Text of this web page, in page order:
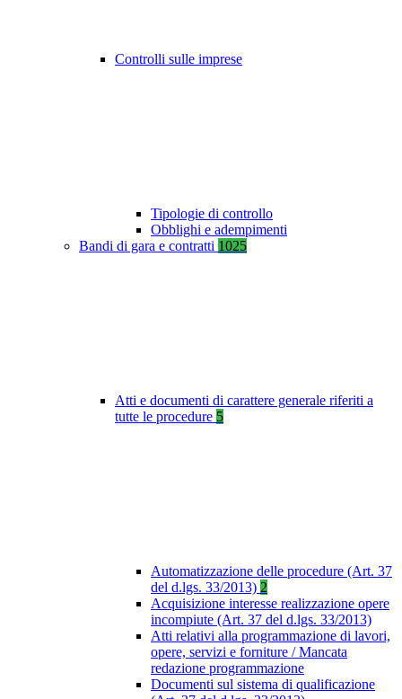
Controlli sulle imprese
Tipologie di controllo
Obblighi e adempimenti
Bandi di gara e contratti 1025
Atti e documenti di carattere generale riferiti a
tutte le procedure 5
Automatizzazione delle procedure (Art. 37
del d.lgs. 33/2013) 2
Acquisizione interesse realizzazione opere
incompiute (Art. 37 del d.lgs. 33/2013)
Atti relativi alla programmazione di lavori,
opere, servizi e forniture / Mancata
redazione programmazione
Documenti sul sistema di qualificazione